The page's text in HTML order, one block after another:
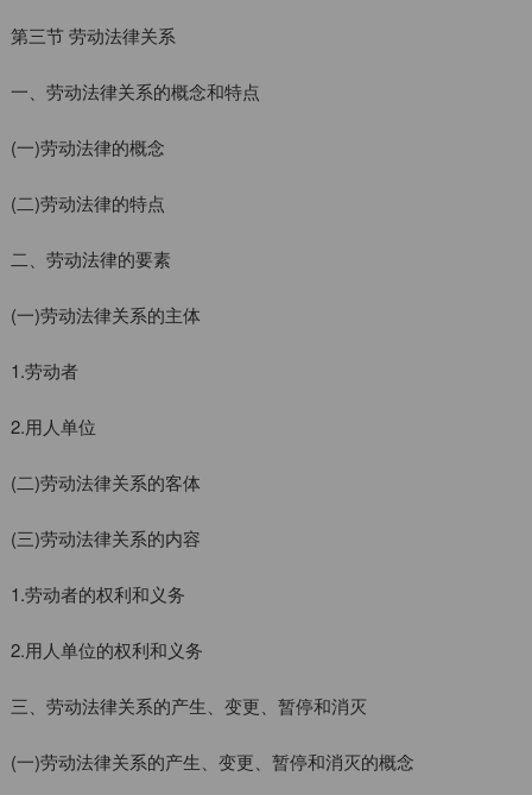
第三节 劳动法律关系
一、劳动法律关系的概念和特点
(一)劳动法律的概念
(二)劳动法律的特点
二、劳动法律的要素
(一)劳动法律关系的主体
1.劳动者
2.用人单位
(二)劳动法律关系的客体
(三)劳动法律关系的内容
1.劳动者的权利和义务
2.用人单位的权利和义务
三、劳动法律关系的产生、变更、暂停和消灭
(一)劳动法律关系的产生、变更、暂停和消灭的概念